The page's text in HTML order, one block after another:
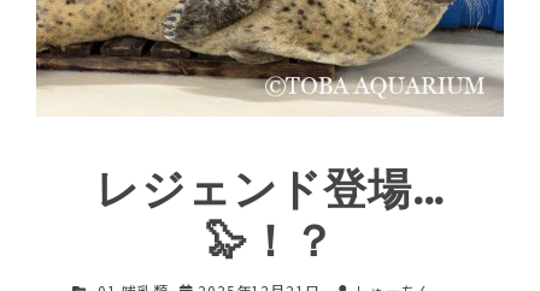
レジェンド登場…
🦭！？